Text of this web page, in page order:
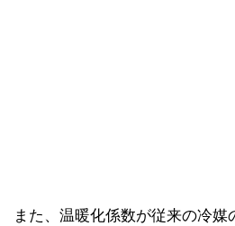
また、温暖化係数が従来の冷媒